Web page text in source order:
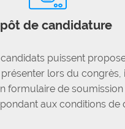
de candidature
puissent
lors du congrès,
formulaire de
aux conditions de